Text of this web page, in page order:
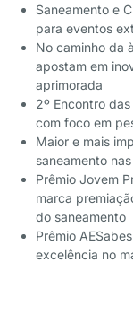
Saneamento e
para eventos
No caminho da
apostam em
aprimorada
2º Encontro
com foco em
Maior e mais
saneamento
Prêmio Jovem
marca
do saneamento
Prêmio
excelência no